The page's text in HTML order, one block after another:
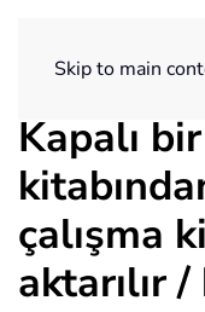
Skip to main
Kapalı
çalışma
aktarılır